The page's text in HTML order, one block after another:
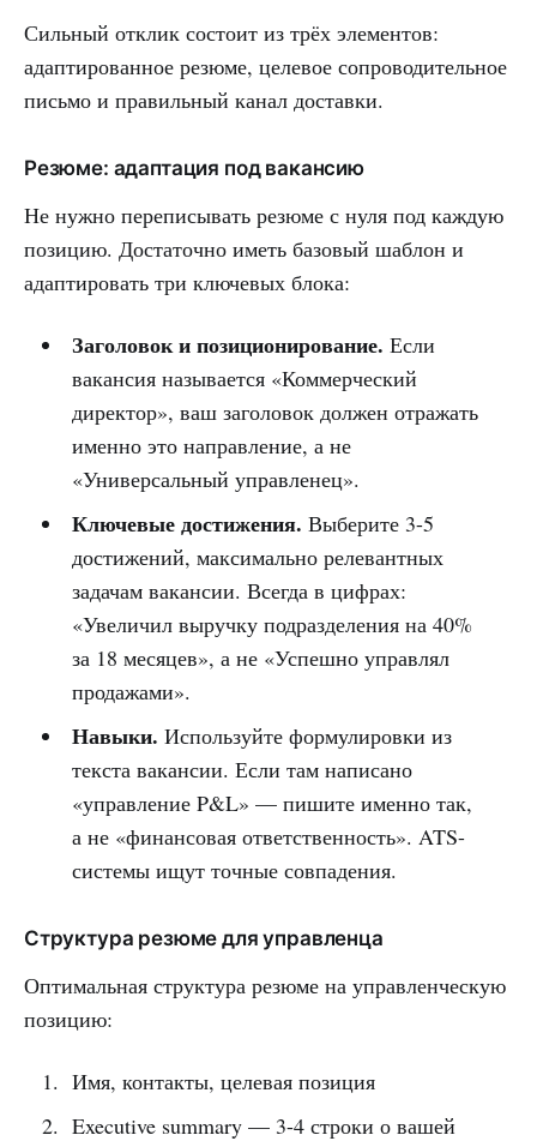
Сильный отклик состоит из трёх элементов:
адаптированное резюме, целевое сопроводительное
письмо и правильный канал доставки.
Резюме: адаптация под вакансию
Не нужно переписывать резюме с нуля под каждую
позицию. Достаточно иметь базовый шаблон и
адаптировать три ключевых блока:
Заголовок и позиционирование. Если
вакансия называется «Коммерческий
директор», ваш заголовок должен отражать
именно это направление, а не
«Универсальный управленец».
Ключевые достижения. Выберите 3-5
достижений, максимально релевантных
задачам вакансии. Всегда в цифрах:
«Увеличил выручку подразделения на 40%
за 18 месяцев», а не «Успешно управлял
продажами».
Навыки. Используйте формулировки из
текста вакансии. Если там написано
«управление P&L» — пишите именно так,
а не «финансовая ответственность». ATS-
системы ищут точные совпадения.
Структура резюме для управленца
Оптимальная структура резюме на управленческую
позицию:
Имя, контакты, целевая позиция
Executive summary — 3-4 строки о вашей